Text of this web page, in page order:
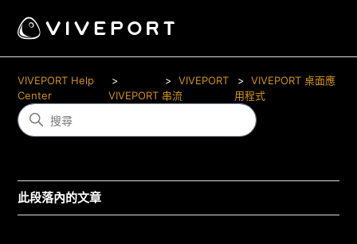
VIVEPORT Help
Center
VIVEPORT
VIVEPORT
串流
VIVEPORT 桌面應
用程式
此段落內的文章